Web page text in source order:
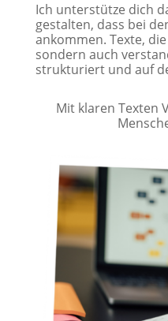
Ich unterstütze dich
gestalten, dass bei
ankommen. Texte,
sondern auch
strukturiert und auf
Mit klaren Texten